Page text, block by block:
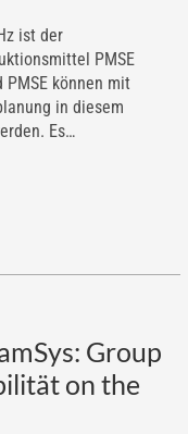
ist der
PMSE
PMSE können mit
in diesem
Es…
Group
on the